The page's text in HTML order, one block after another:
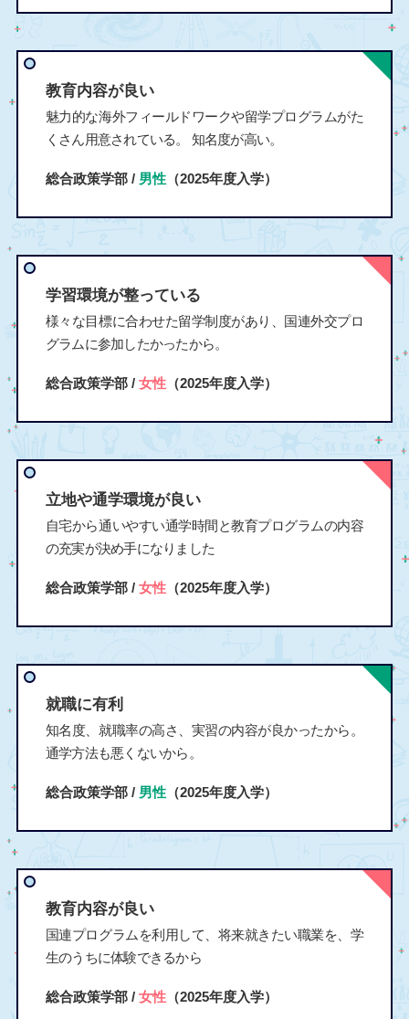
教育内容が良い
魅力的な海外フィールドワークや留学プログラムがた
くさん用意されている。 知名度が高い。
総合政策学部 / 男性（2025年度入学）
学習環境が整っている
様々な目標に合わせた留学制度があり、国連外交プロ
グラムに参加したかったから。
総合政策学部 / 女性（2025年度入学）
立地や通学環境が良い
自宅から通いやすい通学時間と教育プログラムの内容
の充実が決め手になりました
総合政策学部 / 女性（2025年度入学）
就職に有利
知名度、就職率の高さ、実習の内容が良かったから。
通学方法も悪くないから。
総合政策学部 / 男性（2025年度入学）
教育内容が良い
国連プログラムを利用して、将来就きたい職業を、学
生のうちに体験できるから
総合政策学部 / 女性（2025年度入学）